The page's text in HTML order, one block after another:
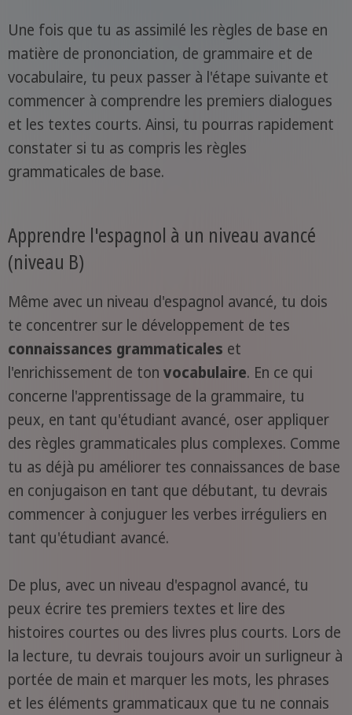
Une fois que tu as assimilé les règles de base en
matière de prononciation, de grammaire et de
vocabulaire, tu peux passer à l'étape suivante et
commencer à comprendre les premiers dialogues
et les textes courts. Ainsi, tu pourras rapidement
constater si tu as compris les règles
grammaticales de base.
Apprendre l'espagnol à un niveau avancé
(niveau B)
Même avec un niveau d'espagnol avancé, tu dois
te concentrer sur le développement de tes
connaissances grammaticales et
l'enrichissement de ton vocabulaire. En ce qui
concerne l'apprentissage de la grammaire, tu
peux, en tant qu'étudiant avancé, oser appliquer
des règles grammaticales plus complexes. Comme
tu as déjà pu améliorer tes connaissances de base
en conjugaison en tant que débutant, tu devrais
commencer à conjuguer les verbes irréguliers en
tant qu'étudiant avancé.
De plus, avec un niveau d'espagnol avancé, tu
peux écrire tes premiers textes et lire des
histoires courtes ou des livres plus courts. Lors de
la lecture, tu devrais toujours avoir un surligneur à
portée de main et marquer les mots, les phrases
et les éléments grammaticaux que tu ne connais